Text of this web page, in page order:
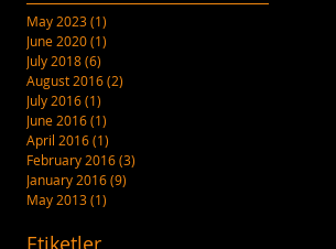
May 2023(1)
June 2020(1)
July 2018(6)
August 2016(2)
July 2016(1)
June 2016(1)
April 2016(1)
February 2016(3)
January 2016(9)
May 2013(1)
Etiketler